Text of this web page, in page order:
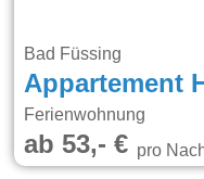
Bad Füssing
Appartement
Ferienwohnung
ab 53,- €pro